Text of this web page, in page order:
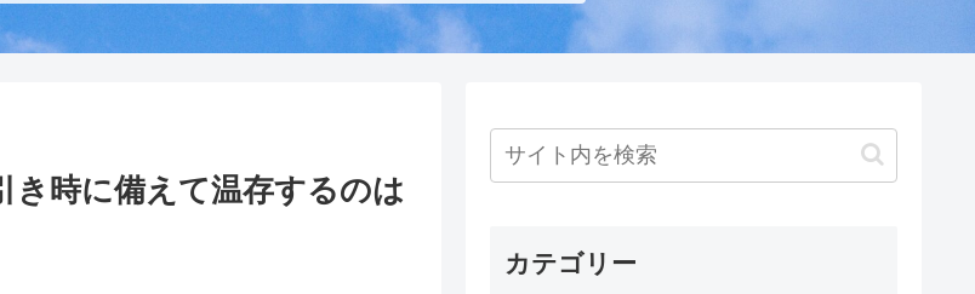
き時に備えて温存するのは
カテゴリー